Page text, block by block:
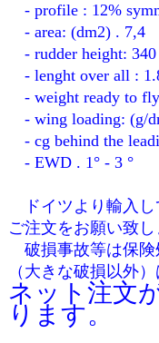
- profile : 12%
- area: (dm2) . 7,4
- rudder height: 340
- lenght over all :
- weight ready to
- wing loading: (g/
- cg behind the
- EWD . 1° - 3 °
ドイツより輸入し
ご注文をお願い致
破損事故等は保険
（大きな破損以外
ネット注文
ります。